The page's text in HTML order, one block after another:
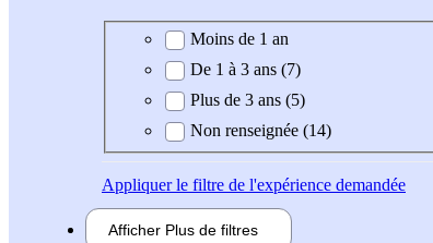
Expérience demandée
Moins de 1 an
De 1 à 3 ans (7)
Plus de 3 ans (5)
Non renseignée (14)
Appliquerle filtre de l'expérience demandée
Afficher Plus de filtres